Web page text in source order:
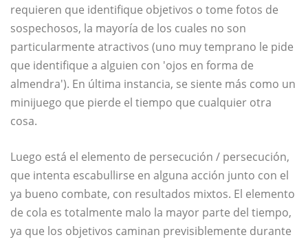
requieren que identifique objetivos o tome fotos de
sospechosos, la mayoría de los cuales no son
particularmente atractivos (uno muy temprano le pide
que identifique a alguien con 'ojos en forma de
almendra'). En última instancia, se siente más como un
minijuego que pierde el tiempo que cualquier otra
cosa.
Luego está el elemento de persecución / persecución,
que intenta escabullirse en alguna acción junto con el
ya bueno combate, con resultados mixtos. El elemento
de cola es totalmente malo la mayor parte del tiempo,
ya que los objetivos caminan previsiblemente durante